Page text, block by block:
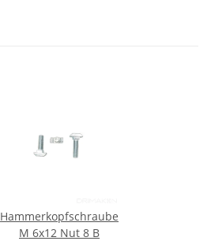
Hammerkopfschraube
M 6x12 Nut 8 B